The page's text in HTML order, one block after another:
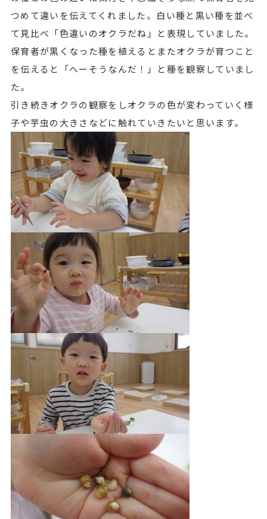
つめて違いを伝えてくれました。白い種と黒い種を並べ
て見比べ「色違いのオクラだね」と表現していました。
保育者が黒くなった種を植えるとまたオクラが育つこと
を伝えると「へーそうなんだ！」と種を観察していまし
た。
引き続きオクラの観察をしオクラの色が変わっていく様
子や芋虫の大きさなどに触れていきたいと思います。